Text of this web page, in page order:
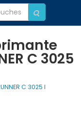
C 3025
C 3025 I